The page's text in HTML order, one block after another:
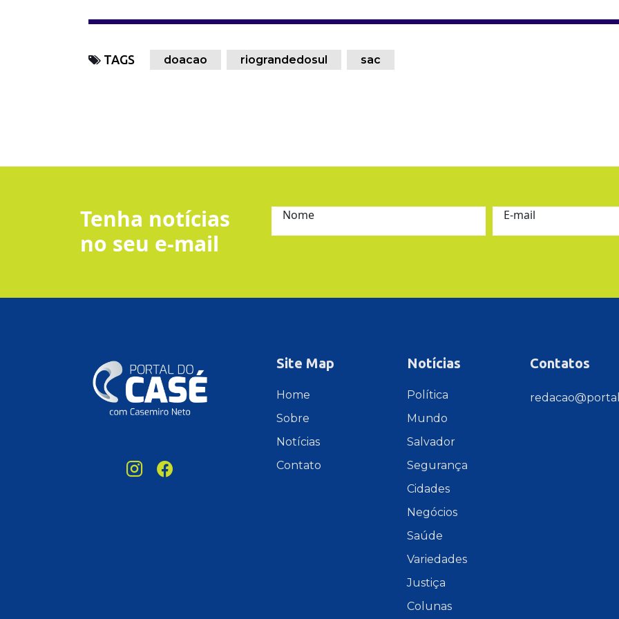
TAGS doacao riograndedosul sac
Tenha notícias
no seu e-mail
Nome E-mail
Site Map
Home
Sobre
Notícias
Contato
Notícias
Política
Mundo
Salvador
Segurança
Cidades
Negócios
Saúde
Variedades
Justiça
Colunas
Contatos